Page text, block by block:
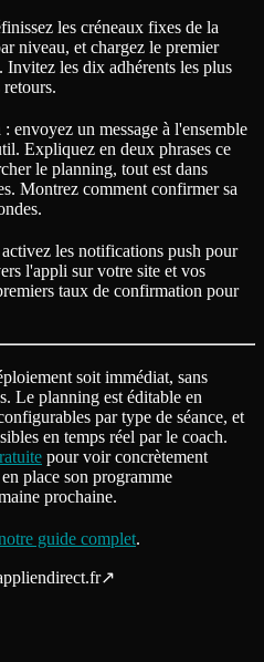
les créneaux fixes de la
niveau, et chargez le premier
les dix adhérents les plus
: envoyez un message à l'ensemble
Expliquez en deux phrases ce
le planning, tout est dans
Montrez comment confirmer sa
activez les notifications push pour
l'appli sur votre site et vos
taux de confirmation pour
soit immédiat, sans
Le planning est éditable en
par type de séance, et
en temps réel par le coach.
pour voir concrètement
place son programme
prochaine.
guide complet.
↗